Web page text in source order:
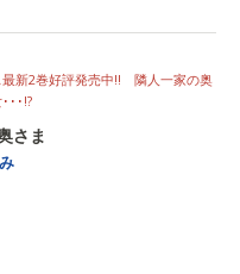
最新2巻好評発売中!! 隣人一家の奥
･･!?
さま